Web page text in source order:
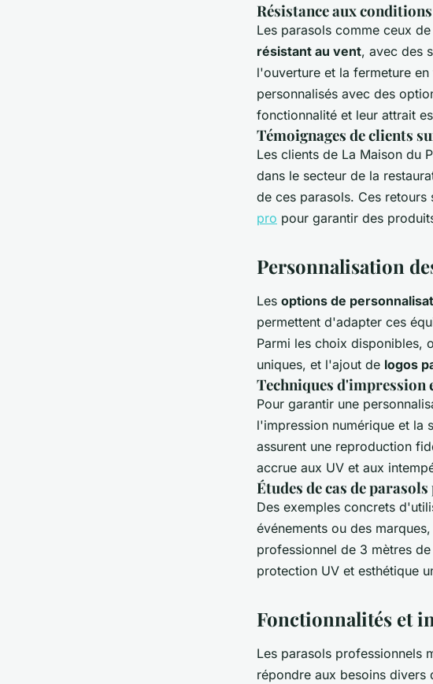
Résistance aux
Les parasols comme ceux
résistant au vent, avec des
l'ouverture et la fermeture
personnalisés avec des
fonctionnalité et leur attrait
Témoignages de clients
Les clients de La Maison du
dans le secteur de la
de ces parasols. Ces
pro pour garantir des
Personnalisation
Les options de
permettent d'adapter ces
Parmi les choix disponibles,
uniques, et l'ajout de logos
Techniques d'impression
Pour garantir une
l'impression numérique et la
assurent une reproduction
accrue aux UV et aux
Études de cas de
Des exemples concrets
événements ou des
professionnel de 3 mètres
protection UV et esthétique
Fonctionnalités et
Les parasols professionnels
répondre aux besoins divers